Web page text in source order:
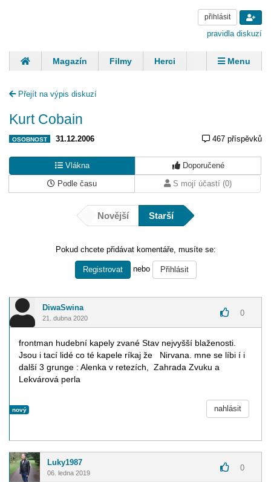
přihlásit
pravidla diskuzí
Magazín Filmy Herci
Zpěváci
Panovníci
Finančníci
Menu
Přejít na výpis diskuzí
Kurt Cobain
OSOBNOST 31.12.2006 467 příspěvků
Vlákna
Doporučené
Podle času
S mojí účastí (0)
Novější Starší
Pokud chcete přidávat komentáře, musíte se:
Registrovat nebo Přihlásit
DiwaSwina
21. dubna 2020
0
frontman hudební kapely zvané Stav nejvyšší blaženosti.
Jsou i tací lidé co té kapele ríkaj že Nirvana. mne se líbi í i
další 3 grunge : Alenka v retezích, Zahrada Zvuku a
Lekvárová perla
nový nahlásit
Luky1987
06. ledna 2019
0